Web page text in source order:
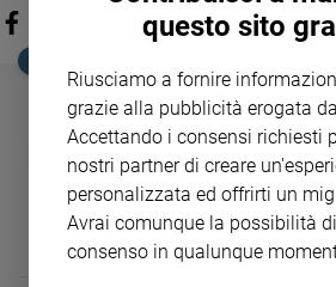
GBABY
€ 34,80
€ 21,90 37%
FAMIGLIA
€ 104,00 €
questo sito
Riusciamo a fornire
grazie alla pubblicità erogata
Accettando i consensi richiesti
nostri partner di creare
personalizzata ed offrirti un
Avrai comunque la possibilità di
consenso in qualunque